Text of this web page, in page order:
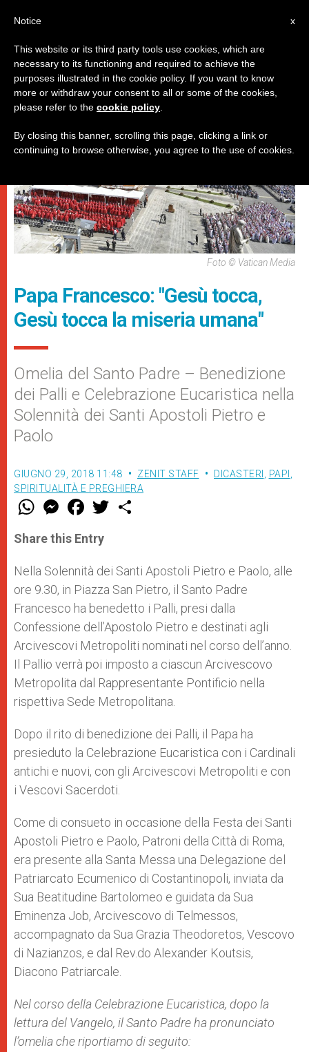
DICASTERI,PAPI,SPIRITUALITÀ E PREGHIERA
Foto © Vatican Media
Papa Francesco: "Gesù tocca,
Gesù tocca la miseria umana"
Omelia del Santo Padre – Benedizione
dei Palli e Celebrazione Eucaristica nella
Solennità dei Santi Apostoli Pietro e
Paolo
GIUGNO 29, 2018 11:48 ZENIT STAFF DICASTERI PAPI
SPIRITUALITÀ E PREGHIERA
W
t
s
p
p
M
e
s
e
g
e
r
F
a
e
b
o
k
w
r
Share this Entry
Nella Solennità dei Santi Apostoli Pietro e Paolo, alle
ore 9.30, in Piazza San Pietro, il Santo Padre
Francesco ha benedetto i Palli, presi dalla
Confessione dell’Apostolo Pietro e destinati agli
Arcivescovi Metropoliti nominati nel corso dell’anno.
Il Pallio verrà poi imposto a ciascun Arcivescovo
Metropolita dal Rappresentante Pontificio nella
rispettiva Sede Metropolitana.
Dopo il rito di benedizione dei Palli, il Papa ha
presieduto la Celebrazione Eucaristica con i Cardinali
antichi e nuovi, con gli Arcivescovi Metropoliti e con
i Vescovi Sacerdoti.
Come di consueto in occasione della Festa dei Santi
Apostoli Pietro e Paolo, Patroni della Città di Roma,
era presente alla Santa Messa una Delegazione del
Patriarcato Ecumenico di Costantinopoli, inviata da
Sua Beatitudine Bartolomeo e guidata da Sua
Eminenza Job, Arcivescovo di Telmessos,
accompagnato da Sua Grazia Theodoretos, Vescovo
di Nazianzos, e dal Rev.do Alexander Koutsis,
Diacono Patriarcale.
Nel corso della Celebrazione Eucaristica, dopo la
lettura del Vangelo, il Santo Padre ha pronunciato
l’omelia che riportiamo di seguito:
x
Notice
This website or its third party tools use cookies, which are
necessary to its functioning and required to achieve the
purposes illustrated in the cookie policy. If you want to know
more or withdraw your consent to all or some of the cookies,
please refer to the cookie policy
By closing this banner, scrolling this page, clicking a link or
continuing to browse otherwise, you agree to the use of cookies.